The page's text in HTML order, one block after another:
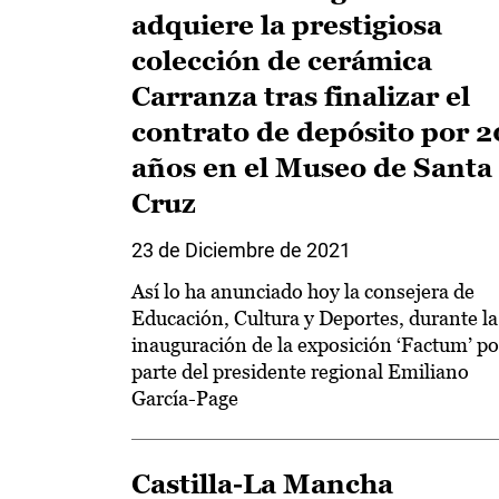
adquiere la prestigiosa
colección de cerámica
Carranza tras finalizar el
contrato de depósito por
años en el Museo de Santa
Cruz
23 de Diciembre de 2021
Así lo ha anunciado hoy la consejera de
Educación, Cultura y Deportes, durante la
inauguración de la exposición ‘Factum’
parte del presidente regional Emiliano
García-Page
Castilla-La Mancha